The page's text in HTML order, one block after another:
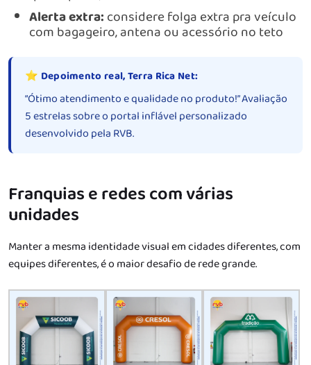
Alerta extra:considere folga extra pra veículo
com bagageiro, antena ou acessório no teto
⭐ Depoimento real, Terra Rica Net:
“Ótimo atendimento e qualidade no produto!” Avaliação
5 estrelas sobre o portal inflável personalizado
desenvolvido pela RVB.
Franquias e redes com várias
unidades
Manter a mesma identidade visual em cidades diferentes, com
equipes diferentes, é o maior desafio de rede grande.